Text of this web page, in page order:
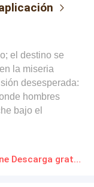
el destino se
la miseria
desesperada:
hombres
bajo el
dominante del
por una
adrenalina de una noche Novelas Online Descarga gratuita de PDF